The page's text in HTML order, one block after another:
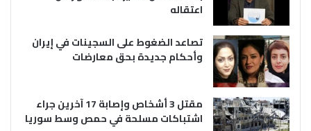
اعتقاله
تصاعد الضغوط على السجينات في إيران
وأحكام جديدة بحق معارضات
مقتل 3 أشخاص وإصابة 17 آخرين جراء
اشتباكات مسلحة في حمص وسط سوريا